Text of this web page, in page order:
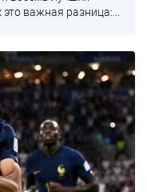
важная разница:...